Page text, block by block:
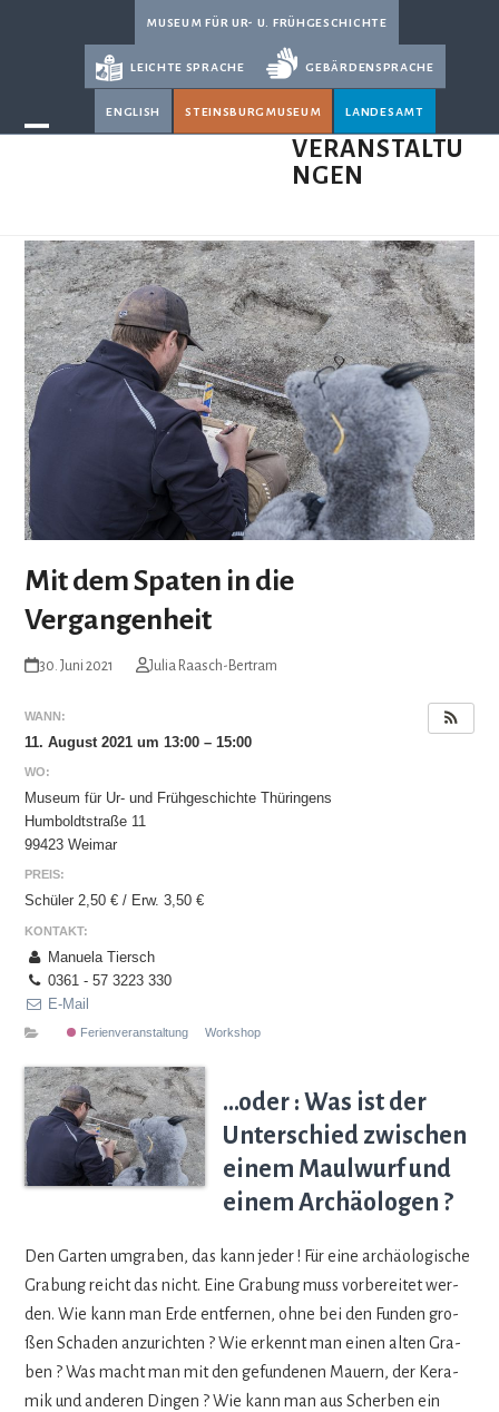
museum für ur- u. frühgeschichte
leichte sprache gebärdensprache
english steinsburgmuseum landesamt
VERANSTALTU
NGEN
Mit dem Spaten in die
Vergangenheit
30. Juni 2021 Julia Raasch-Bertram
WANN:
11. August 2021 um 13:00 – 15:00
WO:
Museum für Ur- und Frühgeschichte Thüringens
Humboldtstraße 11
99423 Weimar
PREIS:
Schüler 2,50 € / Erw. 3,50 €
KONTAKT:
Manuela Tiersch
0361 - 57 3223 330
E-Mail
Ferienveranstaltung Workshop
…oder : Was ist der
Unterschied zwischen
einem Maulwurf und
einem Archäologen ?
Den Gar­ten umgra­ben, das kann jeder ! Für eine archäo­lo­gi­sche
Gra­bung reicht das nicht. Eine Gra­bung muss vor­be­rei­tet wer­
den. Wie kann man Erde ent­fer­nen, ohne bei den Fun­den gro­
ßen Scha­den anzu­rich­ten ? Wie erkennt man einen alten Gra­
ben ? Was macht man mit den gefun­de­nen Mau­ern, der Kera­
mik und ande­ren Din­gen ? Wie kann man aus Scher­ben ein